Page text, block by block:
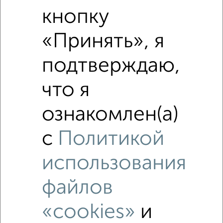
Похожие предложения рядом
2‑комнатные квартиры недалеко от
кнопку
«Принять», я
подтверждаю,
что я
ознакомлен(а)
с Политикой
использования
файлов
«cookies» и